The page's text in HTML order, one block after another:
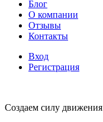
Блог
О компании
Отзывы
Контакты
Вход
Регистрация
Создаем силу движения